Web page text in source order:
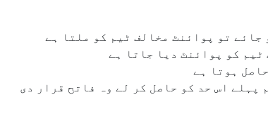
جائے تو پوائنٹ مخالف ٹیم کو ملتا ہے
ٹیم کو پوائنٹ دیا جاتا ہے
ہوتا ہے
اس حد کو حاصل کر لے وہ فاتح قرار دی